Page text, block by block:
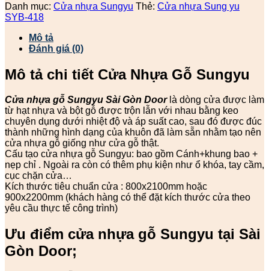
Danh mục: Cửa nhựa Sungyu Thẻ: Cửa nhựa Sung yu
SYB-418
Mô tả
Đánh giá (0)
Mô tả chi tiết Cửa Nhựa Gỗ Sungyu
Cửa nhựa gỗ Sungyu Sài Gòn Doorlà dòng cửa được làm
từ hạt nhựa và bột gỗ được trộn lẫn với nhau bằng keo
chuyên dụng dưới nhiệt độ và áp suất cao, sau đó được đúc
thành những hình dạng của khuôn đã làm sẵn nhằm tạo nên
cửa nhựa gỗ giống như cửa gỗ thật.
Cấu tạo cửa nhựa gỗ Sungyu: bao gồm Cánh+khung bao +
nẹp chỉ . Ngoài ra còn có thêm phụ kiện như ổ khóa, tay cầm,
cục chặn cửa…
Kích thước tiêu chuẩn cửa : 800x2100mm hoặc
900x2200mm (khách hàng có thể đặt kích thước cửa theo
yêu cầu thực tế công trình)
Ưu điểm cửa nhựa gỗ Sungyu tại Sài
Gòn Door;